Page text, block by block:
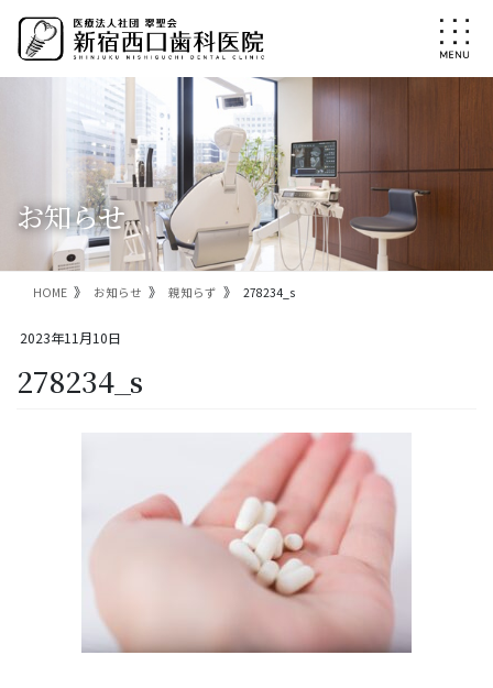
ン
ー
お知らせ
HOME お知らせ 親知らず 278234_s
2023年11月10日
278234_s